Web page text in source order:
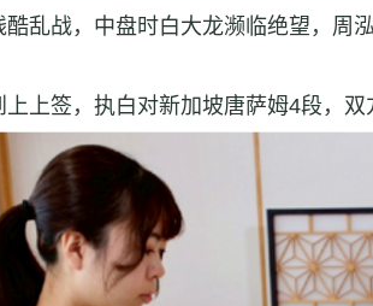
乱战，中盘时白大龙濒临绝望，周
上签，执白对新加坡唐萨姆4段，双